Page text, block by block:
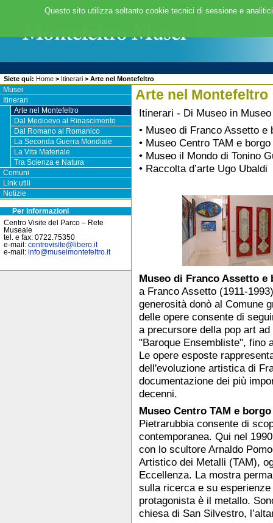
Siete qui: Home> Itinerari> Arte nel Montefeltro
Musei
Itinerari
Arte nel Montefeltro
Dal Medioevo al Rinascimento
Dal Romano al Romanico
La Seconda Guerra Mondiale
La Vita Materiale
Tra Scienza e Natura
Comuni
Link utili
Notizie
Per informazioni
Centro Visite del Parco – Rete
Museale
tel. e fax: 0722.75350
e-mail:centrovisite@ libero.it
e-mail:info@museimontefeltro.it
Arte nel Montefeltro
Itinerari - Di Museo in Museo
• Museo di Franco Assetto e
• Museo Centro TAM e
• Museo il Mondo di Tonino
• Raccolta d’arte Ugo Ubaldi
Museo di Franco Assetto
a Franco Assetto (1911-
generosità donò al Comune
delle opere consente di
a precursore della pop art
"Baroque Ensembliste", fino
Le opere esposte
dell'evoluzione artistica di
documentazione dei più
decenni.
Museo Centro TAM e
Pietrarubbia consente di
contemporanea. Qui nel
con lo scultore Arnaldo
Artistico dei Metalli (TAM),
Eccellenza. La mostra
sulla ricerca e su
protagonista è il metallo.
chiesa di San Silvestro,
Questo sito utilizza soltanto cookie tecnici di sessione e